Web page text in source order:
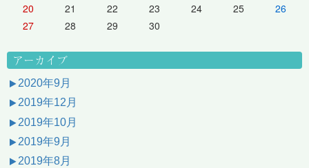
20
21 22 23 24 25
26
27
28 29 30
アーカイブ
2020年9月
2019年12月
2019年10月
2019年9月
2019年8月